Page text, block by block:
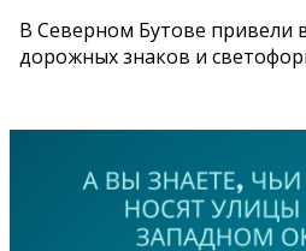
В Северном Бутове привели
дорожных знаков и